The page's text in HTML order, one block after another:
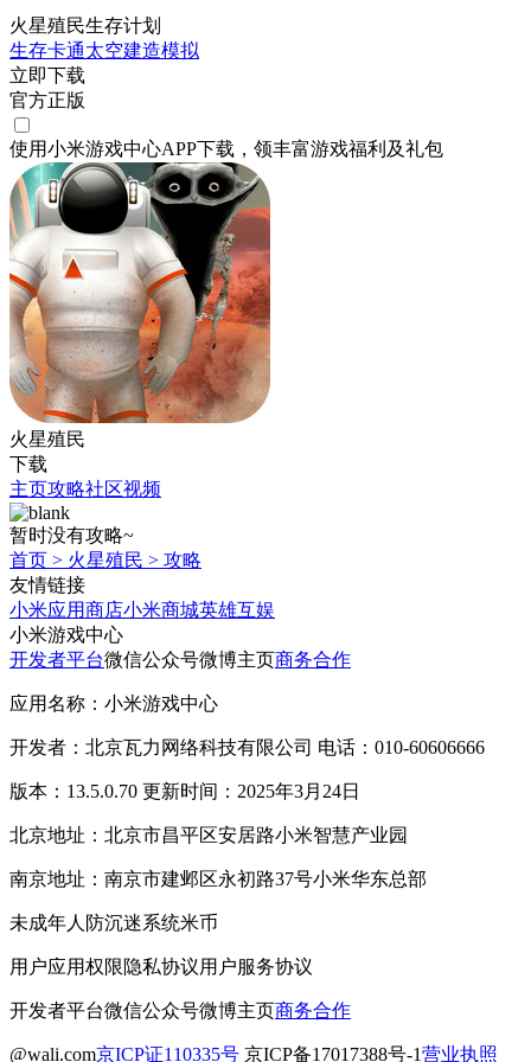
火星殖民生存计划
生存卡通太空建造模拟
立即下载
官方正版
使用小米游戏中心APP下载 ，领丰富游戏福利 及礼包
火星殖民
下载
主页攻略社区视频
暂时没有攻略~
首页 > 火星殖民 > 攻略
友情链接
小米应用商店小米商城英雄互娱
小米游戏中心
开发者平台微信公众号微博主页商务合作
应用名称：小米游戏中心
开发者：北京瓦力网络科技有限公司 电话：010-60606666
版本：13.5.0.70 更新时间：2025年3月24日
北京地址：北京市昌平区安居路小米智慧产业园
南京地址：南京市建邺区永初路37号小米华东总部
未成年人防沉迷系统米币
用户应用权限隐私协议用户服务协议
开发者平台微信公众号微博主页商务合作
@wali.com京ICP证110335号 京ICP备17017388号-1营业执照